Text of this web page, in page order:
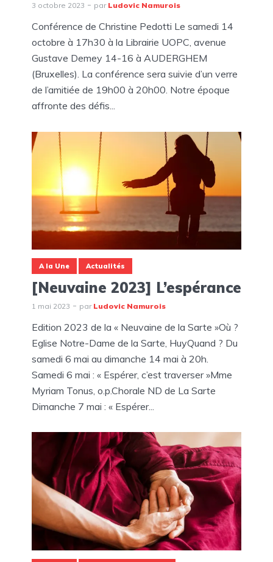
3 octobre 2023 par Ludovic Namurois
Conférence de Christine Pedotti Le samedi 14
octobre à 17h30 à la Librairie UOPC, avenue
Gustave Demey 14-16 à AUDERGHEM
(Bruxelles). La conférence sera suivie d’un verre
de l’amitiée de 19h00 à 20h00. Notre époque
affronte des défis...
A la Une Actualités
[Neuvaine 2023] L’espérance
1 mai 2023 par Ludovic Namurois
Edition 2023 de la « Neuvaine de la Sarte »Où ?
Eglise Notre-Dame de la Sarte, HuyQuand ? Du
samedi 6 mai au dimanche 14 mai à 20h.
Samedi 6 mai : « Espérer, c’est traverser »Mme
Myriam Tonus, o.p.Chorale ND de La Sarte
Dimanche 7 mai : « Espérer...